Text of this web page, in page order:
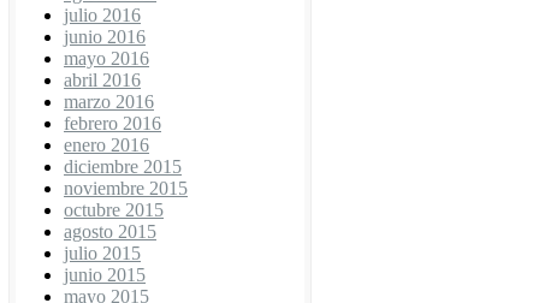
julio 2016
junio 2016
mayo 2016
abril 2016
marzo 2016
febrero 2016
enero 2016
diciembre 2015
noviembre 2015
octubre 2015
agosto 2015
julio 2015
junio 2015
mayo 2015